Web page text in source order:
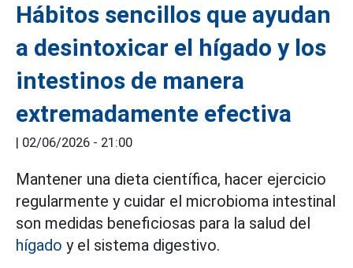
Hábitos sencillos que ayudan
a desintoxicar el hígado y los
intestinos de manera
extremadamente efectiva
| 02/06/2026 - 21:00
Mantener una dieta científica, hacer ejercicio
regularmente y cuidar el microbioma intestinal
son medidas beneficiosas para la salud del
hígado y el sistema digestivo.